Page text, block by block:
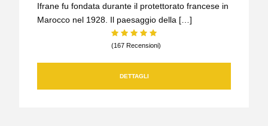
Ifrane fu fondata durante il protettorato francese in
Marocco nel 1928. Il paesaggio della […]
(167 Recensioni)
DETTAGLI